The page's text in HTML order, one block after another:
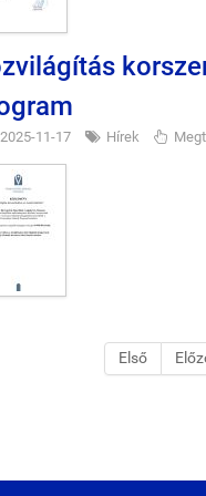
2025-11-17 Hírek
Első